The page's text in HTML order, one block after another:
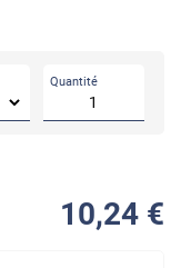
Quantité
10,24 €